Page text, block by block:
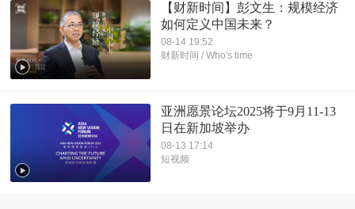
【财新时间】彭文生：规模经济
如何定义中国未来？
08-14 19:52
财新时间 / Who's time
亚洲愿景论坛2025将于9月11-13
日在新加坡举办
08-13 17:14
短视频